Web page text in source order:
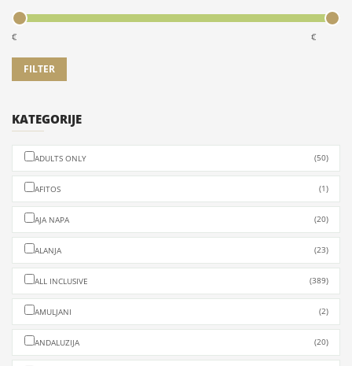
HOTEL BLUE LAGOON PRINCESS *****
7/10/14 NOĆI
Kalives Beach, Epar.Od. Poligirou - Neas Potideas, Kalives Poligirou 631
€ €
KATEGORIJE
ADULTS ONLY (50)
AFITOS (1)
AJA NAPA (20)
ALANJA (23)
ALL INCLUSIVE (389)
AMULJANI (2)
ANDALUZIJA (20)